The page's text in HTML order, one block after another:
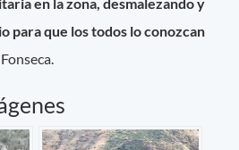
en la zona, desmalezando y
para que los todos lo conozcan